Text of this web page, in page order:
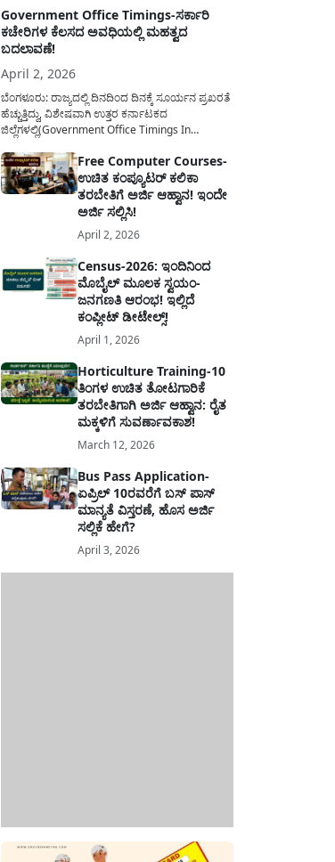
Government Office Timings-ಸರ್ಕಾರಿ
ಕಚೇರಿಗಳ ಕೆಲಸದ ಅವಧಿಯಲ್ಲಿ ಮಹತ್ವದ
ಬದಲಾವಣೆ!
April 2, 2026
ಬೆಂಗಳೂರು: ರಾಜ್ಯದಲ್ಲಿ ದಿನದಿಂದ ದಿನಕ್ಕೆ ಸೂರ್ಯನ ಪ್ರಖರತೆ
ಹೆಚ್ಚುತ್ತಿದ್ದು, ವಿಶೇಷವಾಗಿ ಉತ್ತರ ಕರ್ನಾಟಕದ
ಜಿಲ್ಲೆಗಳಲ್ಲಿ(Government Office Timings In
ಹಿನ್ನೆಲೆಯಲ್ಲಿ ಸರ್ಕಾರಿ ನೌಕರರ ಹಿತದೃಷ್ಟಿಯಿಂದ ಹಾಗೂ
ಸಾರ್ವಜನಿಕರ ಅನುಕೂಲಕ್ಕಾಗಿ ಕರ್ನಾಟಕ ಸರ್ಕಾರವು
ಮಹತ್ವದ ನಿರ್ಧಾರವೊಂದನ್ನು ಕೈಗೊಂಡಿದೆ. ಕಿತ್ತೂರು ಕರ್ನಾಟಕ
ಮತ್ತು ಕಲ್ಯಾಣ ಕರ್ನಾಟಕದ ಒಟ್ಟು 9 ಜಿಲ್ಲೆಗಳಲ್ಲಿ ಏಪ್ರಿಲ್...
Free Computer Courses-
ಉಚಿತ ಕಂಪ್ಯೂಟರ್ ಕಲಿಕಾ
ತರಬೇತಿಗೆ ಅರ್ಜಿ ಆಹ್ವಾನ! ಇಂದೇ
ಅರ್ಜಿ ಸಲ್ಲಿಸಿ!
April 2, 2026
Census-2026: ಇಂದಿನಿಂದ
ಮೊಬೈಲ್ ಮೂಲಕ ಸ್ವಯಂ-
ಜನಗಣತಿ ಆರಂಭ! ಇಲ್ಲಿದೆ
ಕಂಪ್ಲೀಟ್ ಡೀಟೇಲ್ಸ್!
April 1, 2026
Horticulture Training-10
ತಿಂಗಳ ಉಚಿತ ತೋಟಗಾರಿಕೆ
ತರಬೇತಿಗಾಗಿ ಅರ್ಜಿ ಆಹ್ವಾನ: ರೈತ
ಮಕ್ಕಳಿಗೆ ಸುವರ್ಣಾವಕಾಶ!
March 12, 2026
Bus Pass Application-
ಏಪ್ರಿಲ್ 10ರವರೆಗೆ ಬಸ್ ಪಾಸ್
ಮಾನ್ಯತೆ ವಿಸ್ತರಣೆ, ಹೊಸ ಅರ್ಜಿ
ಸಲ್ಲಿಕೆ ಹೇಗೆ?
April 3, 2026